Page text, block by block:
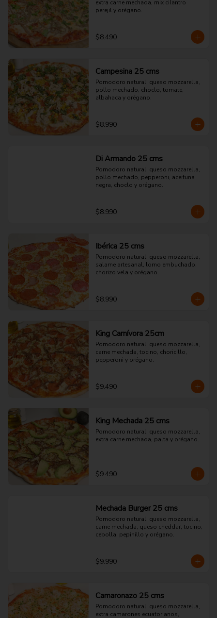
extra carne mechada, mix cilantro
perejil y orégano.
$8.490
Campesina 25 cms
Pomodoro natural, queso mozzarella,
pollo mechado, choclo, tomate,
albahaca y orégano.
$8.990
Di Armando 25 cms
Pomodoro natural, queso mozzarella,
pollo mechado, pepperoni, aceituna
negra, choclo y orégano.
$8.990
Ibérica 25 cms
Pomodoro natural, queso mozzarella,
salame artesanal, lomo embuchado,
chorizo vela y orégano.
$8.990
King Carnívora 25cm
Pomodoro natural, queso mozzarella,
carne mechada, tocino, choricillo,
pepperoni y orégano.
$9.490
King Mechada 25 cms
Pomodoro natural, queso mozzarella,
extra carne mechada, palta y orégano.
$9.490
Mechada Burger 25 cms
Pomodoro natural, queso mozzarella,
carne mechada, queso cheddar, tocino,
cebolla, pepinillo y orégano.
$9.990
Camaronazo 25 cms
Pomodoro natural, queso mozzarella,
extra camarones ecuatorianos,